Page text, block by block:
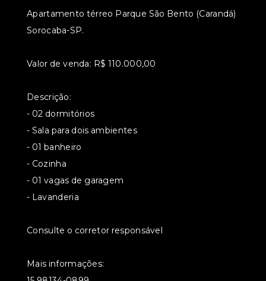
Apartamento térreo Parque São Bento (Carandá)
Sorocaba-SP.
Valor de venda: R$ 110.000,00
Descrição:
- 02 dormitórios
- Sala para dois ambientes
- 01 banheiro
- Cozinha
- 01 vagas de garagem
- Lavanderia
Consulte o corretor responsável
Mais informações: